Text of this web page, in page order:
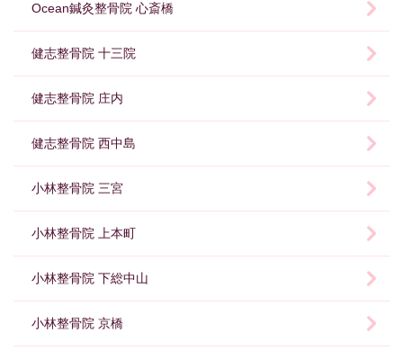
Ocean鍼灸整骨院 心斎橋
健志整骨院 十三院
健志整骨院 庄内
健志整骨院 西中島
小林整骨院 三宮
小林整骨院 上本町
小林整骨院 下総中山
小林整骨院 京橋